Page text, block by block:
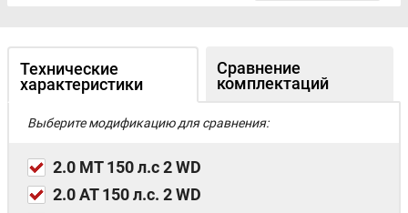
Технические
характеристики
Сравнение
комплектаций
Выберите модификацию для сравнения:
2.0 MT 150 л.с 2 WD
2.0 AT 150 л.с. 2 WD